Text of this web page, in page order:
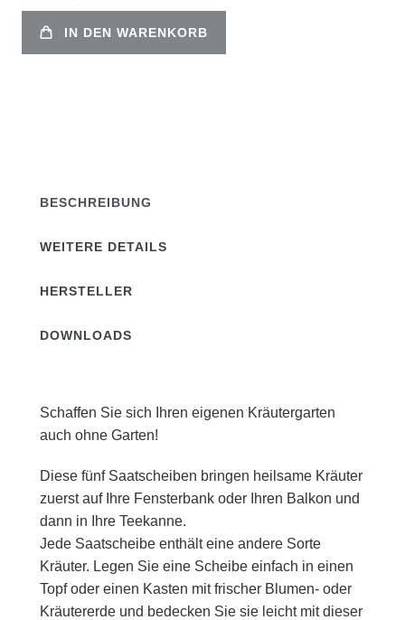
IN DEN WARENKORB
BESCHREIBUNG
WEITERE DETAILS
HERSTELLER
DOWNLOADS
Schaffen Sie sich Ihren eigenen Kräutergarten
auch ohne Garten!
Diese fünf Saatscheiben bringen heilsame Kräuter
zuerst auf Ihre Fensterbank oder Ihren Balkon und
dann in Ihre Teekanne.
Jede Saatscheibe enthält eine andere Sorte
Kräuter. Legen Sie eine Scheibe einfach in einen
Topf oder einen Kasten mit frischer Blumen- oder
Kräutererde und bedecken Sie sie leicht mit dieser